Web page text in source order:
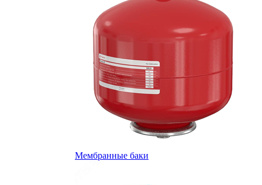
Мембранные баки